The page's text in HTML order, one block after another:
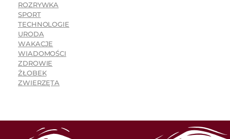
ROZRYWKA
SPORT
TECHNOLOGIE
URODA
WAKACJE
WIADOMOŚCI
ZDROWIE
ŻŁOBEK
ZWIERZĘTA